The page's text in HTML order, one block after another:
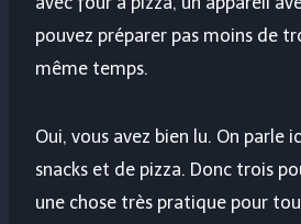
pouvez préparer pas moins de
même temps.
Oui, vous avez bien lu. On parle
snacks et de pizza. Donc trois
une chose très pratique pour